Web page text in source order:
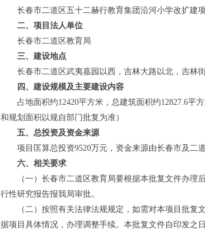
长春市二道区五十二赫行教育集团沿河小学改扩建
二、 项目法人单位
长春市二道区教育局
三、建设地点
长春市二道区武夷嘉园以西，吉林大路以北，吉林
四、建设规模及主要建设内容
占地面积约12420平方米，总建筑面积约12827.6平
和规划面积以规自部门批复为准）
五、总投资及资金来源
项目 匡算总投资9520万元， 资金来源由长春市及二
六、相关要求
（一） 长春市二道区教育局要根据本批复文件办理
行性研究报告报我局审批。
（二） 按照有关法律法规规定，如需对本项目批复
据项目具体情况，办理调整手续。本批复文件自印发之